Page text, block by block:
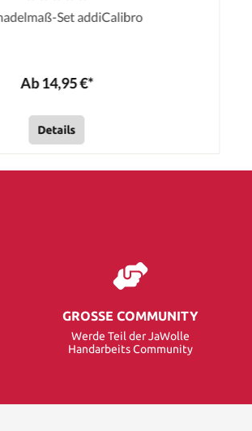
Set addiCalibro
Ab 14,95 €*
Details
GROSSE COMMUNITY
Werde Teil der JaWolle
Handarbeits Community